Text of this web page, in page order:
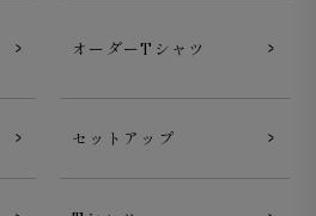
オーダーTシャツ
セットアップ